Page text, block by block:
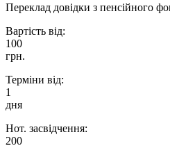
Переклад довідки з пенсійного
Вартість від:
100
грн.
Терміни від:
1
дня
Нот. засвідчення:
200